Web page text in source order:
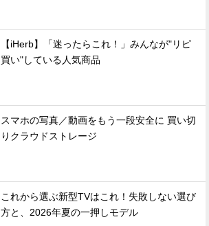
【iHerb】「迷ったらこれ！」みんなが"リピ
買い"している人気商品
スマホの写真／動画をもう一段安全に 買い切
りクラウドストレージ
これから選ぶ新型TVはこれ！失敗しない選び
方と、2026年夏の一押しモデル